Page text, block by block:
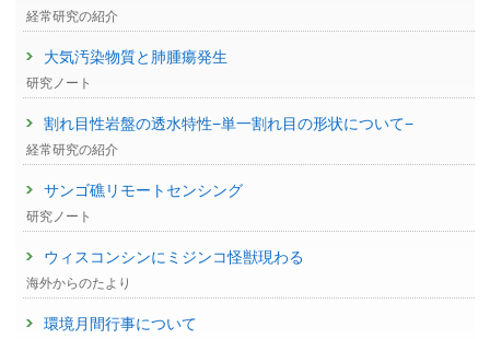
経常研究の紹介
大気汚染物質と肺腫瘍発生
研究ノート
割れ目性岩盤の透水特性−単一割れ目の形状について−
経常研究の紹介
サンゴ礁リモートセンシング
研究ノート
ウィスコンシンにミジンコ怪獣現わる
海外からのたより
環境月間行事について